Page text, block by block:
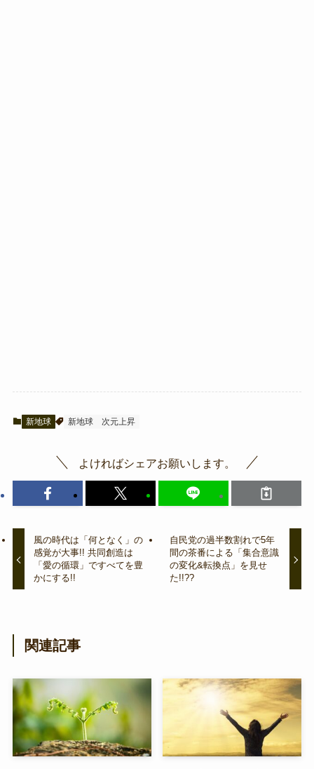
新地球 新地球 次元上昇
よければシェアお願いします。
風の時代は「何となく」の
感覚が大事!! 共同創造は
「愛の循環」ですべてを豊
かにする!!
自民党の過半数割れで5年
間の茶番による「集合意識
の変化&転換点」を見せ
た!!??
関連記事